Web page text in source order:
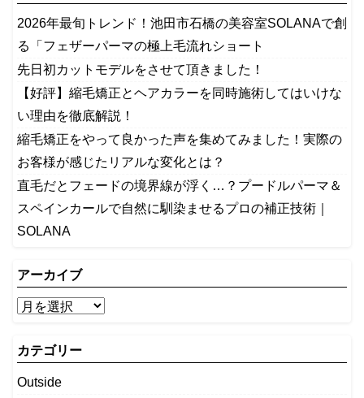
2026年最旬トレンド！池田市石橋の美容室SOLANAで創
る「フェザーパーマの極上毛流れショート
先日初カットモデルをさせて頂きました！
【好評】縮毛矯正とヘアカラーを同時施術してはいけな
い理由を徹底解説！
縮毛矯正をやって良かった声を集めてみました！実際の
お客様が感じたリアルな変化とは？
​直毛だとフェードの境界線が浮く…？プードルパーマ＆
スペインカールで自然に馴染ませるプロの補正技術｜
SOLANA
アーカイブ
カテゴリー
Outside